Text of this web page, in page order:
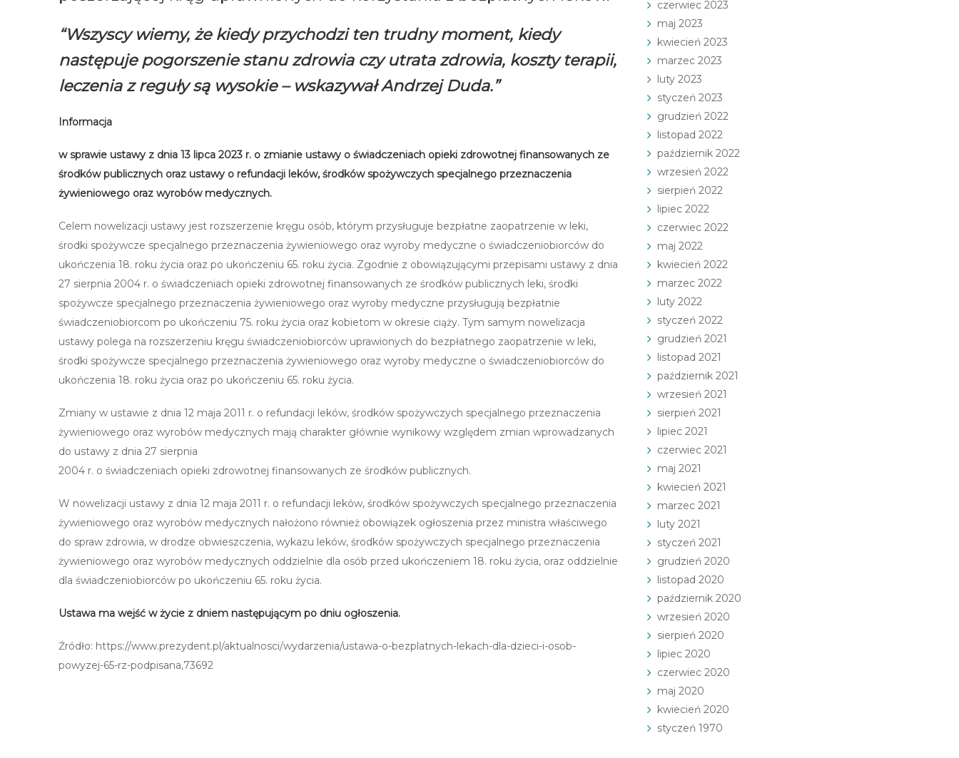
“Wszyscy wiemy, że kiedy przychodzi ten trudny moment, kiedy
następuje pogorszenie stanu zdrowia czy utrata zdrowia, koszty terapii,
leczenia z reguły są wysokie – wskazywał Andrzej Duda.”
Informacja
w sprawie ustawy z dnia 13 lipca 2023 r. o zmianie ustawy o świadczeniach opieki zdrowotnej finansowanych ze
środków publicznych oraz ustawy o refundacji leków, środków spożywczych specjalnego przeznaczenia
żywieniowego oraz wyrobów medycznych.
Celem nowelizacji ustawy jest rozszerzenie kręgu osób, którym przysługuje bezpłatne zaopatrzenie w leki,
środki spożywcze specjalnego przeznaczenia żywieniowego oraz wyroby medyczne o świadczeniobiorców do
ukończenia 18. roku życia oraz po ukończeniu 65. roku życia. Zgodnie z obowiązującymi przepisami ustawy z dnia
27 sierpnia 2004 r. o świadczeniach opieki zdrowotnej finansowanych ze środków publicznych leki, środki
spożywcze specjalnego przeznaczenia żywieniowego oraz wyroby medyczne przysługują bezpłatnie
świadczeniobiorcom po ukończeniu 75. roku życia oraz kobietom w okresie ciąży. Tym samym nowelizacja
ustawy polega na rozszerzeniu kręgu świadczeniobiorców uprawionych do bezpłatnego zaopatrzenie w leki,
środki spożywcze specjalnego przeznaczenia żywieniowego oraz wyroby medyczne o świadczeniobiorców do
ukończenia 18. roku życia oraz po ukończeniu 65. roku życia.
Zmiany w ustawie z dnia 12 maja 2011 r. o refundacji leków, środków spożywczych specjalnego przeznaczenia
żywieniowego oraz wyrobów medycznych mają charakter głównie wynikowy względem zmian wprowadzanych
do ustawy z dnia 27 sierpnia
2004 r. o świadczeniach opieki zdrowotnej finansowanych ze środków publicznych.
W nowelizacji ustawy z dnia 12 maja 2011 r. o refundacji leków, środków spożywczych specjalnego przeznaczenia
żywieniowego oraz wyrobów medycznych nałożono również obowiązek ogłoszenia przez ministra właściwego
do spraw zdrowia, w drodze obwieszczenia, wykazu leków, środków spożywczych specjalnego przeznaczenia
żywieniowego oraz wyrobów medycznych oddzielnie dla osób przed ukończeniem 18. roku życia, oraz oddzielnie
dla świadczeniobiorców po ukończeniu 65. roku życia.
Ustawa ma wejść w życie z dniem następującym po dniu ogłoszenia.
Źródło: https://www.prezydent.pl/aktualnosci/wydarzenia/ustawa-o-bezplatnych-lekach-dla-dzieci-i-osob-
powyzej-65-rz-podpisana,73692
czerwiec 2023
maj 2023
kwiecień 2023
marzec 2023
luty 2023
styczeń 2023
grudzień 2022
listopad 2022
październik 2022
wrzesień 2022
sierpień 2022
lipiec 2022
czerwiec 2022
maj 2022
kwiecień 2022
marzec 2022
luty 2022
styczeń 2022
grudzień 2021
listopad 2021
październik 2021
wrzesień 2021
sierpień 2021
lipiec 2021
czerwiec 2021
maj 2021
kwiecień 2021
marzec 2021
luty 2021
styczeń 2021
grudzień 2020
listopad 2020
październik 2020
wrzesień 2020
sierpień 2020
lipiec 2020
czerwiec 2020
maj 2020
kwiecień 2020
styczeń 1970